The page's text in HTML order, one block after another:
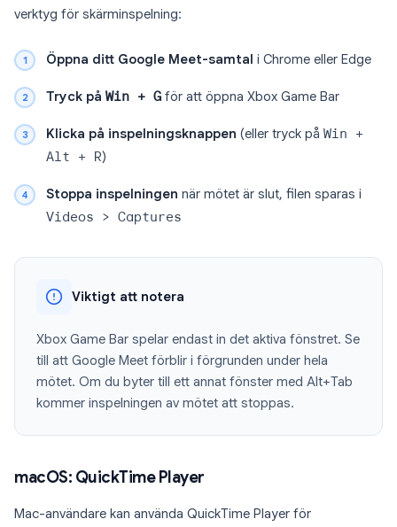
verktyg för skärminspelning:
Öppna ditt Google Meet-samtal i Chrome eller Edge
Tryck på Win + G för att öppna Xbox Game Bar
Klicka på inspelningsknappen (eller tryck på Win +
Alt + R)
Stoppa inspelningen när mötet är slut, filen sparas i
Videos > Captures
Viktigt att notera
Xbox Game Bar spelar endast in det aktiva fönstret. Se
till att Google Meet förblir i förgrunden under hela
mötet. Om du byter till ett annat fönster med Alt+Tab
kommer inspelningen av mötet att stoppas.
macOS: QuickTime Player
Mac-användare kan använda QuickTime Player för